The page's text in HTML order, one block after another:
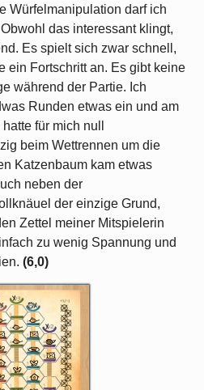
Würfelmanipulation darf ich
das interessant klingt,
Es spielt sich zwar schnell,
ein Fortschritt an. Es gibt keine
während der Partie. Ich
Runden etwas ein und am
für mich null
beim Wettrennen um die
Katzenbaum kam etwas
neben der
der einzige Grund,
Zettel meiner Mitspielerin
zu wenig Spannung und
(6,0)